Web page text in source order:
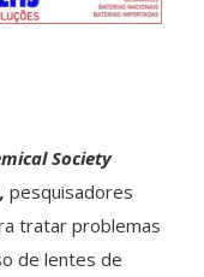
Society
pesquisadores
tratar problemas
de lentes de